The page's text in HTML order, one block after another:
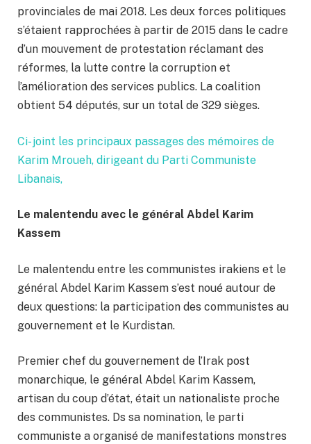
provinciales de mai 2018. Les deux forces politiques
s’étaient rapprochées à partir de 2015 dans le cadre
d’un mouvement de protestation réclamant des
réformes, la lutte contre la corruption et
l’amélioration des services publics. La coalition
obtient 54 députés, sur un total de 329 sièges.
Ci- joint les principaux passages des mémoires de
Karim Mroueh, dirigeant du Parti Communiste
Libanais,
Le malentendu avec le général Abdel Karim
Kassem
Le malentendu entre les communistes irakiens et le
général Abdel Karim Kassem s’est noué autour de
deux questions: la participation des communistes au
gouvernement et le Kurdistan.
Premier chef du gouvernement de l’Irak post
monarchique, le général Abdel Karim Kassem,
artisan du coup d’état, était un nationaliste proche
des communistes. Ds sa nomination, le parti
communiste a organisé de manifestations monstres